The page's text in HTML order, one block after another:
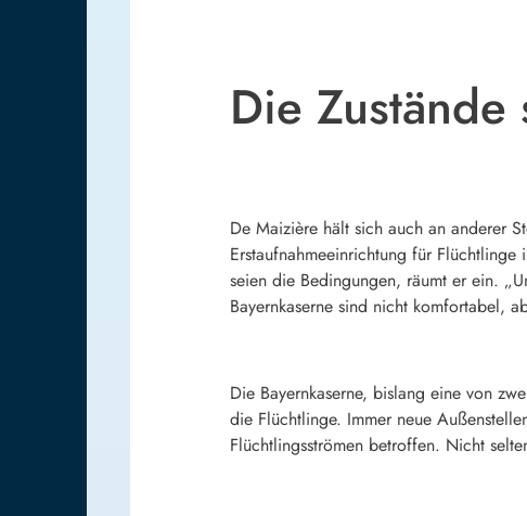
Die
De Maizière hält sich auch an anderer
Erstaufnahmeeinrichtung für Flüchtlinge
seien die Bedingungen, räumt er ein.
Bayernkaserne sind nicht komfortabel,
Die Bayernkaserne, bislang eine von
die Flüchtlinge. Immer neue
Flüchtlingsströmen betroffen. Nicht